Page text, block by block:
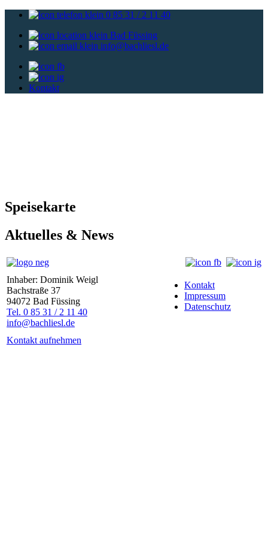
0 85 31 / 2 11 40
Bad Füssing
info@bachliesl.de
Kontakt
Speisekarte
Aktuelles & News
Inhaber: Dominik Weigl
Bachstraße 37
94072 Bad Füssing
Tel. 0 85 31 / 2 11 40
info@bachliesl.de
Kontakt
Impressum
Datenschutz
Kontakt aufnehmen